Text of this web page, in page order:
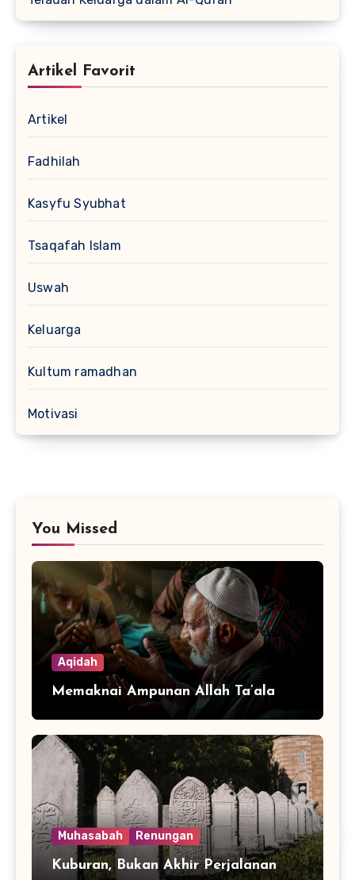
Artikel Favorit
Artikel
Fadhilah
Kasyfu Syubhat
Tsaqafah Islam
Uswah
Keluarga
Kultum ramadhan
Motivasi
You Missed
Aqidah
Memaknai Ampunan Allah Ta’ala
Muhasabah Renungan
Kuburan, Bukan Akhir Perjalanan